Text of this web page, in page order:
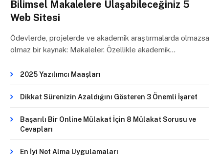
Bilimsel Makalelere Ulaşabileceğiniz 5
Web Sitesi
Ödevlerde, projelerde ve akademik araştırmalarda olmazsa
olmaz bir kaynak: Makaleler. Özellikle akademik…
2025 Yazılımcı Maaşları
Dikkat Sürenizin Azaldığını Gösteren 3 Önemli İşaret
Başarılı Bir Online Mülakat İçin 8 Mülakat Sorusu ve
Cevapları
En İyi Not Alma Uygulamaları